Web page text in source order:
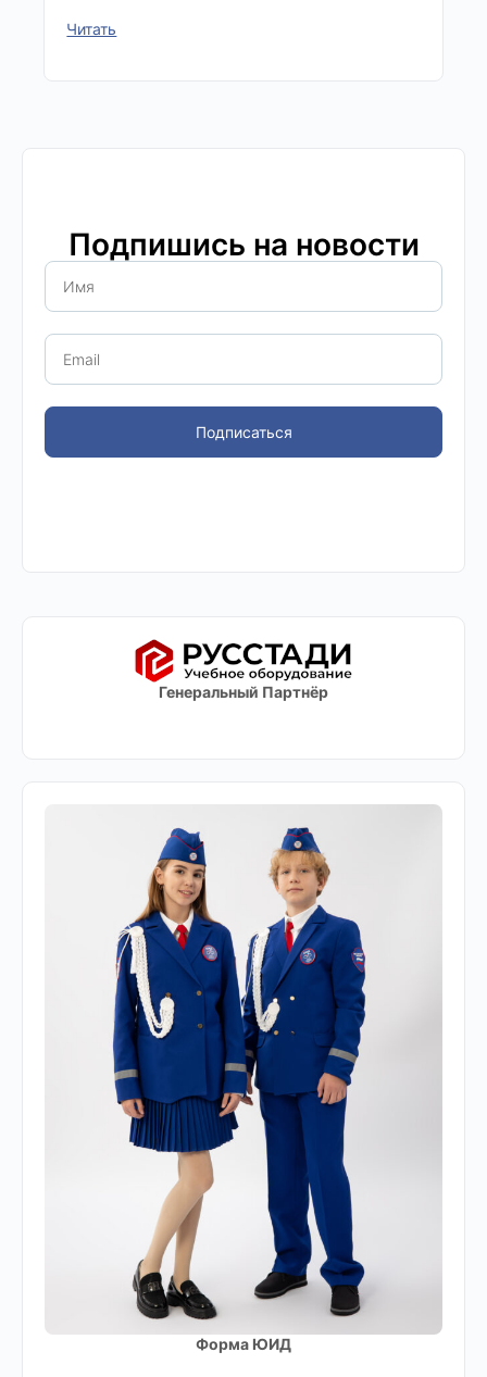
Читать
Подпишись на новости
Подписаться
Генеральный Партнёр
Форма ЮИД